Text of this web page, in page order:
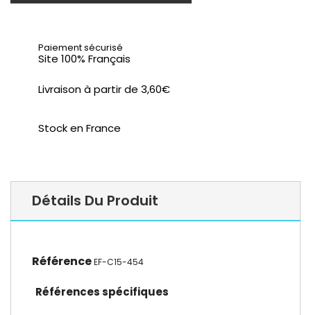
Paiement sécurisé
Site 100% Français
Livraison à partir de 3,60€
Stock en France
Détails Du Produit
RéférenceEF-C15-454
Références spécifiques